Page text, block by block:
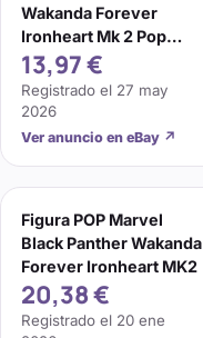
Wakanda Forever
Ironheart Mk 2 Pop
Marvel #1176 Vinyl
Figura
13,97 €
Registrado el 27 may
2026
Ver anuncio en eBay ↗
Figura POP Marvel
Black Panther Wakanda
Forever Ironheart MK2
20,38 €
Registrado el 20 ene